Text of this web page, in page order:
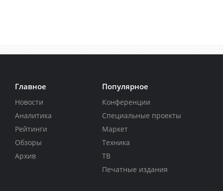
Главное
Новости
Аналитика
Рейтинги
Обзоры
Архив
Популярное
Конференции
Специальные проекты
Маркет
Техника
ТВ
Печатные издания